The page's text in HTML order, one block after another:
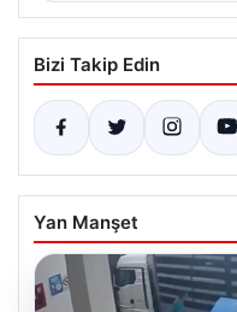
Bizi Takip Edin
Yan Manşet